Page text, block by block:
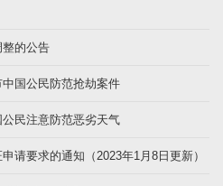
的公告
国公民防范抢劫案件
民注意防范恶劣天气
请要求的通知（2023年1月8日更新）